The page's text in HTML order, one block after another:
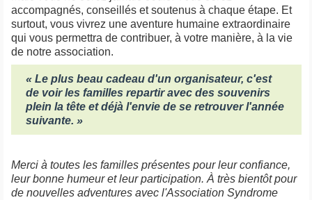
accompagnés, conseillés et soutenus à chaque étape. Et
surtout, vous vivrez une aventure humaine extraordinaire
qui vous permettra de contribuer, à votre manière, à la vie
de notre association.
« Le plus beau cadeau d'un organisateur, c'est
de voir les familles repartir avec des souvenirs
plein la tête et déjà l'envie de se retrouver l'année
suivante. »
Merci à toutes les familles présentes pour leur confiance,
leur bonne humeur et leur participation. À très bientôt pour
de nouvelles adventures avec l'Association Syndrome